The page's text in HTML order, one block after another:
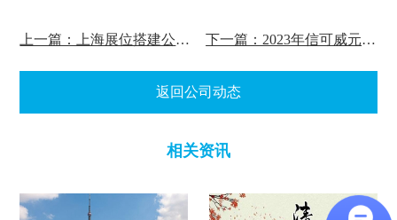
上一篇：上海展位搭建公司祝三八妇女节快乐 下一篇：2023年信可威元旦放假通知
返回公司动态
相关资讯